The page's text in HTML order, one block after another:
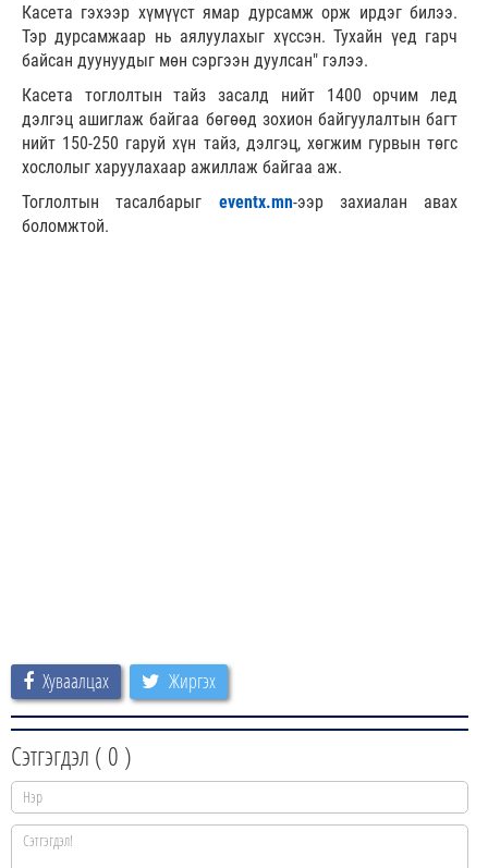
Касета гэхээр хүмүүст ямар дурсамж орж ирдэг билээ.
Тэр дурсамжаар нь аялуулахыг хүссэн. Тухайн үед гарч
байсан дуунуудыг мөн сэргээн дуулсан" гэлээ.
Касета тоглолтын тайз засалд нийт 1400 орчим лед
дэлгэц ашиглаж байгаа бөгөөд зохион байгуулалтын багт
нийт 150-250 гаруй хүн тайз, дэлгэц, хөгжим гурвын төгс
хослолыг харуулахаар ажиллаж байгаа аж.
Тоглолтын тасалбарыг eventx.mn-ээр захиалан авах
боломжтой.
Хуваалцах Жиргэх
Сэтгэгдэл ( 0 )